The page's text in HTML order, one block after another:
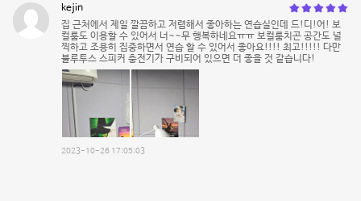
kejin
집 근처에서 제일 깔끔하고 저렴해서 좋아하는 연습실인데 드!디!어! 보
컬룸도 이용할 수 있어서 너~~무 행복하네요ㅠㅠ 보컬룸치곤 공간도 널
찍하고 조용히 집중하면서 연습 할 수 있어서 좋아요!!!! 최고!!!!! 다만
블루투스 스피커 충전기가 구비되어 있으면 더 좋을 것 같습니다!
2023-10-26 17:05:03